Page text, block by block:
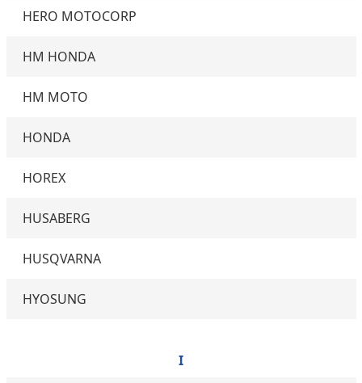
HERO MOTOCORP
HM HONDA
HM MOTO
HONDA
HOREX
HUSABERG
HUSQVARNA
HYOSUNG
I